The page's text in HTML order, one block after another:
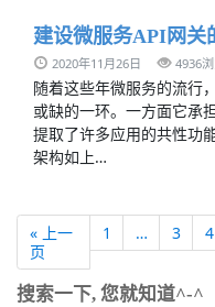
建设微服务API网关
2020年11月26日 4936
随着这些年微服务的流行
或缺的一环。一方面它承
提取了许多应用的共性功
架构如上…
« 上一
页
1 … 3 4
搜索一下, 您就知道^-^